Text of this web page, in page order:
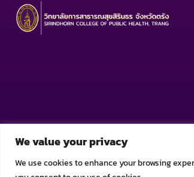
We value your privacy
We use cookies to enhance your browsing